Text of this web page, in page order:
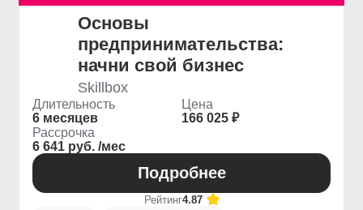
Основы
предпринимательства:
начни свой бизнес
Skillbox
Длительность
6 месяцев
Цена
166 025 ₽
Рассрочка
6 641 руб. /мес
Подробнее
Рейтинг4.87